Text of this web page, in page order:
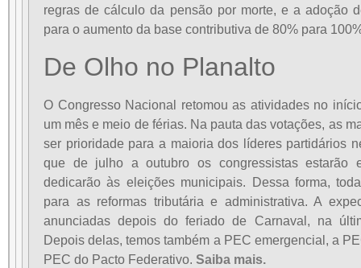
regras de cálculo da pensão por morte, e a adoção
para o aumento da base contributiva de 80% para
De Olho no Planalto
O Congresso Nacional retomou as atividades no
um mês e meio de férias. Na pauta das votações, as
ser prioridade para a maioria dos líderes partidários
que de julho a outubro os congressistas estarão
dedicarão às eleições municipais. Dessa forma,
para as reformas tributária e administrativa. A
anunciadas depois do feriado de Carnaval, na
Depois delas, temos também a PEC emergencial, a
PEC do Pacto Federativo. Saiba mais.